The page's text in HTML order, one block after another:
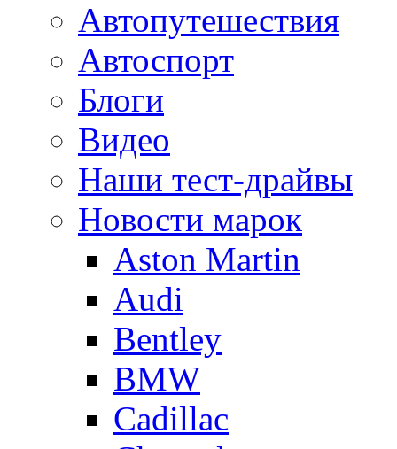
Автопутешествия
Автоспорт
Блоги
Видео
Наши тест-драйвы
Новости марок
Aston Martin
Audi
Bentley
BMW
Cadillac